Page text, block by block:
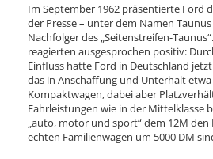
Im September 1962 präsentierte Ford
der Presse – unter dem Namen
Nachfolger des „Seitenstreifen-
reagierten ausgesprochen positiv:
Einfluss hatte Ford in Deutschland
das in Anschaffung und Unterhalt
Kompaktwagen, dabei aber
Fahrleistungen wie in der Mittelklasse
„auto, motor und sport“ dem 12M den
echten Familienwagen um 5000 DM